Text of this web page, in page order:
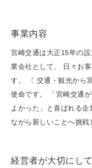
事業内容
宮崎交通は大正15年の
業会社として、 日々お
す。 〔 交通・観光から
使命です。 「宮崎交通
よかった」と喜ばれる
ながら新しいことへ挑戦
経営者が大切にし